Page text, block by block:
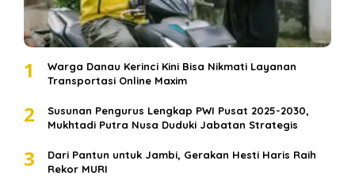
1
Warga Danau Kerinci Kini Bisa Nikmati Layanan
Transportasi Online Maxim
2
Susunan Pengurus Lengkap PWI Pusat 2025-2030,
Mukhtadi Putra Nusa Duduki Jabatan Strategis
3
Dari Pantun untuk Jambi, Gerakan Hesti Haris Raih
Rekor MURI